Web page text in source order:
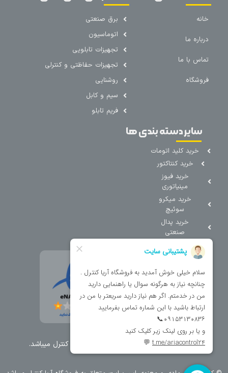
خانه
درباره ما
تماس با ما
فروشگاه
برق صنعتی
اتوماسیون
تجهیزات تابلویی
تجهیزات حفاظتی و کنترلی
روشنایی
سیم و کابل
فریم تابلو
سایر دسته بندی ها
خرید کلید اتومات
خرید کنتاکتور
خرید فیوز
مینیاتوری
خرید میکرو
سوئیچ
خرید پدال
صنعتی
تمامی حقوق مطالب و سایت نزد شرکت اریا کنترل میباشد.